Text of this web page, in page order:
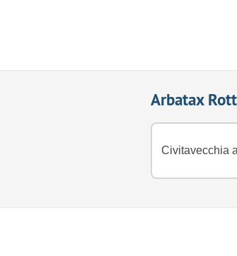
Arbatax
Civitavecchia